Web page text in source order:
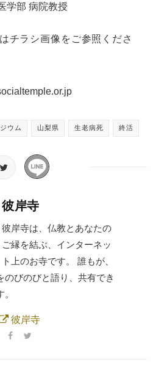
学部 病院教授
チラシ画像をご参照くださ
ウム 山梨県 生老病死 終活
彼岸寺
彼岸寺は、仏教とあなたの
ご縁を結ぶ、インターネッ
ト上のお寺です。 誰もが、
のびのびと語り、共有でき
彼岸寺